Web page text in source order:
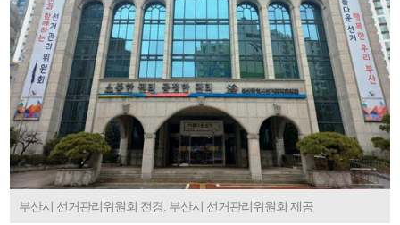
부산시 선거관리위원회 전경. 부산시 선거관리위원회 제공